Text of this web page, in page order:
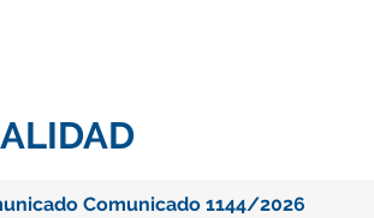
Comunicado 1144/2026